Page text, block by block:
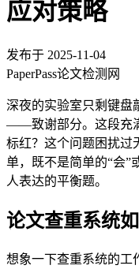
应对策略
发布于 2025-11-04
PaperPass论文检测网
深夜的实验室只剩键盘
——致谢部分。这段充
标红？这个问题困扰过
单，既不是简单的“会”
人表达的平衡题。
论文查重系统
想象一下查重系统的工